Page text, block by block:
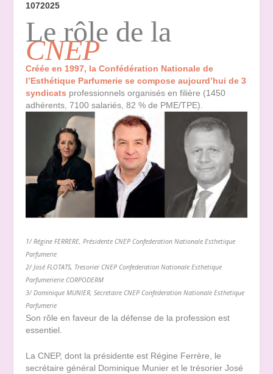
1072025
Le rôle de la
CNEP
Créée en 1997, la Confédération Nationale de
l’Esthétique Parfumerie se compose aujourd’hui de 3
syndicats professionnels organisés en filière (1450
adhérents, 7100 salariés, 82 % de PME/TPE).
1/ Régine FERRERE, Présidente CNEP Confederation Nationale Esthetique
Parfumerie
2/ José FLOTATS, Tresorier CNEP Confederation Nationale Esthetique
Parfumerierie CORPODERM
3/ Dominique MUNIER, Secretaire CNEP Confederation Nationale Esthetique
Parfumerie
Son rôle en faveur de la défense de la profession est
essentiel.
La CNEP, dont la présidente est Régine Ferrère, le
secrétaire général Dominique Munier et le trésorier José